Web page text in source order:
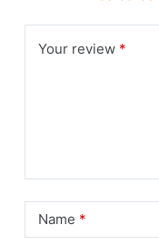
ลาม
Your review*
Name *